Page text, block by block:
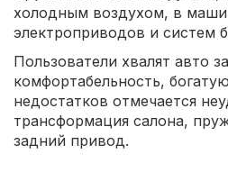
холодным воздухом, в
электроприводов и систем
Пользователи хвалят авто
комфортабельность,
недостатков отмечается
трансформация салона,
задний привод.